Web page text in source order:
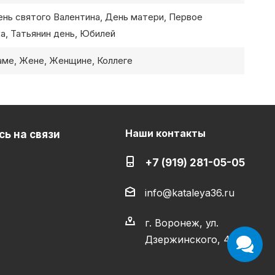
святого Валентина, День матери, Первое
Татьянин день, Юбилей
Жене, Женщине, Коллеге
на связи Наши контакты
+7 (919) 281-05-05
info@kataleya36.ru
г. Воронеж, ул.
Дзержинского, 4